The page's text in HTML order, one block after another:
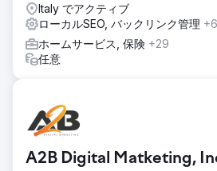
Italy でアクティブ
ローカルSEO, バックリンク管理
ホームサービス, 保険 +29
任意
A2B Digital Matketing,